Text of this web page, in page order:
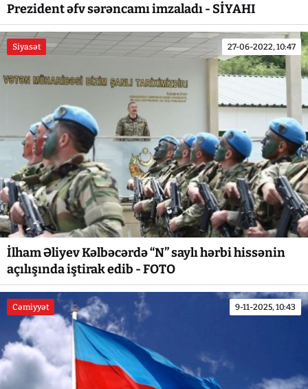
Prezident əfv sərəncamı imzaladı - SİYAHI
Siyasət 27-06-2022, 10:47
İlham Əliyev Kəlbəcərdə “N” saylı hərbi hissənin
açılışında iştirak edib - FOTO
Cəmiyyət 9-11-2025, 10:43